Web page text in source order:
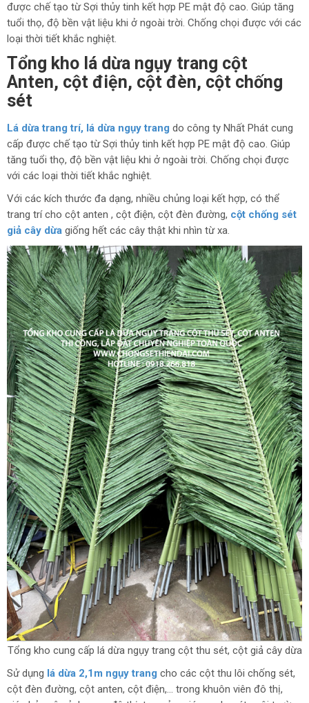
được chế tạo từ Sợi thủy tinh kết hợp PE mật độ cao. Giúp tăng
tuổi thọ, độ bền vật liệu khi ở ngoài trời. Chống chọi được với các
loại thời tiết khắc nghiệt.
Tổng kho lá dừa ngụy trang cột
Anten, cột điện, cột đèn, cột chống
sét
Lá dừa trang trí, lá dừa ngụy trang do công ty Nhất Phát cung
cấp được chế tạo từ Sợi thủy tinh kết hợp PE mật độ cao. Giúp
tăng tuổi thọ, độ bền vật liệu khi ở ngoài trời. Chống chọi được
với các loại thời tiết khắc nghiệt.
Với các kích thước đa dạng, nhiều chủng loại kết hợp, có thể
trang trí cho cột anten , cột điện, cột đèn đường, cột chống sét
giả cây dừa giống hết các cây thật khi nhìn từ xa.
Tổng kho cung cấp lá dừa ngụy trang cột thu sét, cột giả cây dừa
Sử dụng lá dừa 2,1m ngụy trang cho các cột thu lôi chống sét,
cột đèn đường, cột anten, cột điện,… trong khuôn viên đô thị,